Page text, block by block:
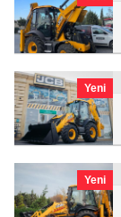
Yeni
Yeni